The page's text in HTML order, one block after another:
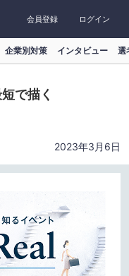
会員登録 ログイン
企業別対策 インタビュー 選
で描く
2023年3月6日